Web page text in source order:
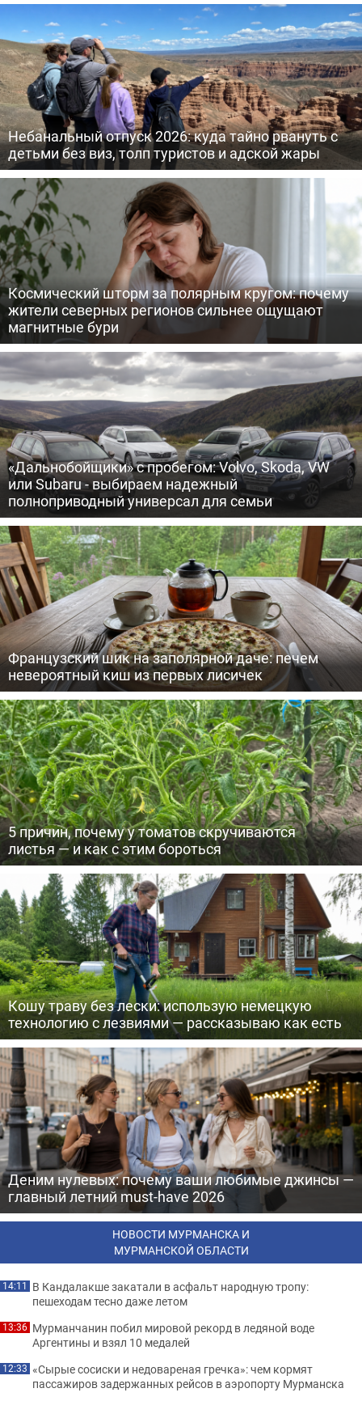
Небанальный отпуск 2026: куда тайно рвануть с
детьми без виз, толп туристов и адской жары
Космический шторм за полярным кругом: почему
жители северных регионов сильнее ощущают
магнитные бури
«Дальнобойщики» с пробегом: Volvo, Skoda, VW
или Subaru - выбираем надежный
полноприводный универсал для семьи
Французский шик на заполярной даче: печем
невероятный киш из первых лисичек
5 причин, почему у томатов скручиваются
листья — и как с этим бороться
Кошу траву без лески: использую немецкую
технологию с лезвиями — рассказываю как есть
Деним нулевых: почему ваши любимые джинсы —
главный летний must-have 2026
НОВОСТИ МУРМАНСКА И
МУРМАНСКОЙ ОБЛАСТИ
14:11 В Кандалакше закатали в асфальт народную тропу:
пешеходам тесно даже летом
13:36 Мурманчанин побил мировой рекорд в ледяной воде
Аргентины и взял 10 медалей
12:33 «Сырые сосиски и недовареная гречка»: чем кормят
пассажиров задержанных рейсов в аэропорту Мурманска